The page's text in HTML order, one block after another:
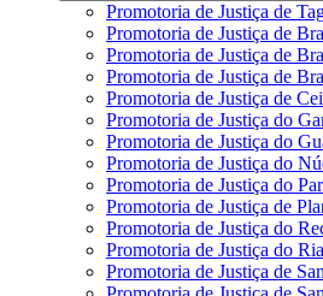
Promotoria de Justiça de
Promotoria de Justiça de
Promotoria de Justiça de
Promotoria de Justiça de
Promotoria de Justiça de
Promotoria de Justiça do
Promotoria de Justiça do
Promotoria de Justiça do
Promotoria de Justiça do
Promotoria de Justiça de
Promotoria de Justiça do
Promotoria de Justiça do
Promotoria de Justiça de